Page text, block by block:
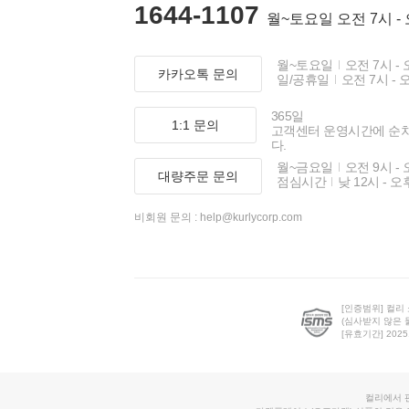
1644-1107 월~토요일 오전 7시 -
카카오톡 문의
월~토요일
오전 7시 -
일/공휴일
오전 7시 -
1:1 문의
365일
고객센터 운영시간에 순
다.
대량주문 문의
월~금요일
오전 9시 -
점심시간
낮 12시 - 오
비회원 문의 : help@kurlycorp.com
[인증범위] 컬리
(심사받지 않은
[유효기간]
컬리에서